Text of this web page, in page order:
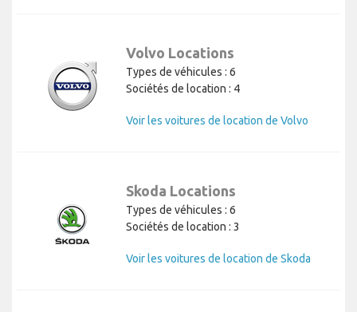
Volvo Locations
Types de véhicules : 6
Sociétés de location : 4
Voir les voitures de location de Volvo
Skoda Locations
Types de véhicules : 6
Sociétés de location : 3
Voir les voitures de location de Skoda